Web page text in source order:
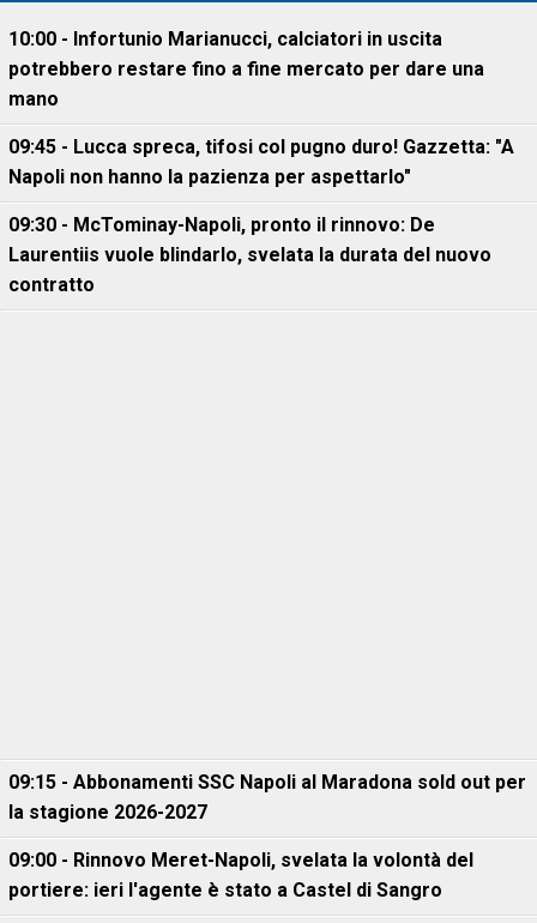
10:00 - Infortunio Marianucci, calciatori in uscita
potrebbero restare fino a fine mercato per dare una
mano
09:45 - Lucca spreca, tifosi col pugno duro! Gazzetta: "A
Napoli non hanno la pazienza per aspettarlo"
09:30 - McTominay-Napoli, pronto il rinnovo: De
Laurentiis vuole blindarlo, svelata la durata del nuovo
contratto
09:15 - Abbonamenti SSC Napoli al Maradona sold out per
la stagione 2026-2027
09:00 - Rinnovo Meret-Napoli, svelata la volontà del
portiere: ieri l'agente è stato a Castel di Sangro